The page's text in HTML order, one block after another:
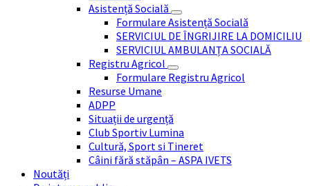
Asistență Socială
Formulare Asistență Socială
SERVICIUL DE ÎNGRIJIRE LA DOMICILIU
SERVICIUL AMBULANȚA SOCIALĂ
Registru Agricol
Formulare Registru Agricol
Resurse Umane
ADPP
Situații de urgență
Club Sportiv Lumina
Cultură, Sport si Tineret
Câini fără stăpân – ASPA IVETS
Noutăți